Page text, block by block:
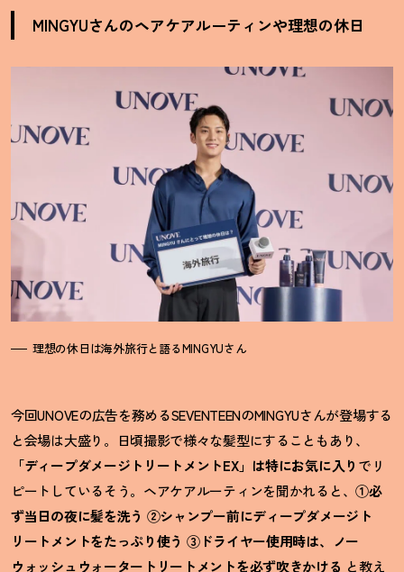
MINGYUさんのヘアケアルーティンや理想の休日
理想の休日は海外旅行と語るMINGYUさん
今回UNOVEの広告を務めるSEVENTEENのMINGYUさんが登場する
と会場は大盛り。日頃撮影で様々な髪型にすることもあり、
「ディープダメージトリートメントEX」は特にお気に入り でリ
ピートしているそう。ヘアケアルーティンを聞かれると、①必
ず当日の夜に髪を洗う ②シャンプー前にディープダメージト
リートメントをたっぷり使う ③ドライヤー使用時は、ノー
ウォッシュウォータートリートメントを必ず吹きかける と教え